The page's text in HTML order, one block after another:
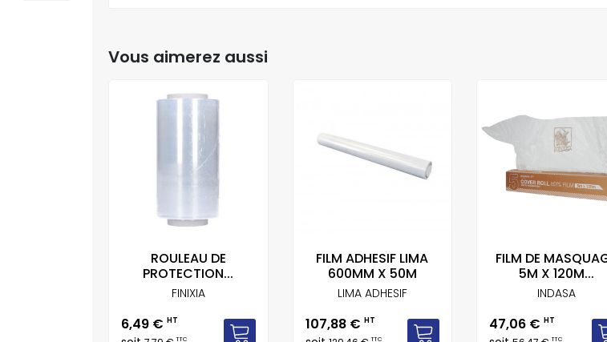
Vous aimerez aussi
ROULEAU DE
PROTECTION...
FINIXIA
Prix
6,49 € HT
TTC
FILM ADHESIF LIMA
600MM X 50M
LIMA ADHESIF
Prix
107,88 € HT
TTC
FILM DE
5M X 120M...
INDASA
Prix
47,06 € HT
TTC